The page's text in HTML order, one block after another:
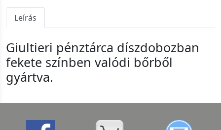
Leírás
Giultieri pénztárca díszdobozban
fekete színben valódi bőrből
gyártva.